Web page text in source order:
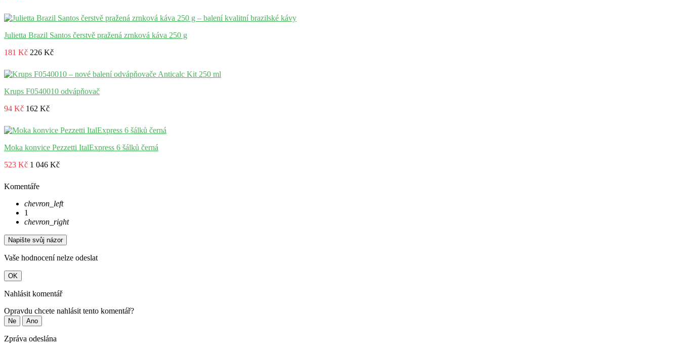
Julietta Brazil Santos čerstvě pražená zrnková káva 250 g
181 Kč 226 Kč
Krups F0540010 odvápňovač
94 Kč 162 Kč
Moka konvice Pezzetti ItalExpress 6 šálků černá
523 Kč 1 046 Kč
Komentáře
chevron_left
1
chevron_right
Napište svůj názor
Vaše hodnocení nelze odeslat
OK
Nahlásit komentář
Opravdu chcete nahlásit tento komentář?
Ne Ano
Zpráva odeslána